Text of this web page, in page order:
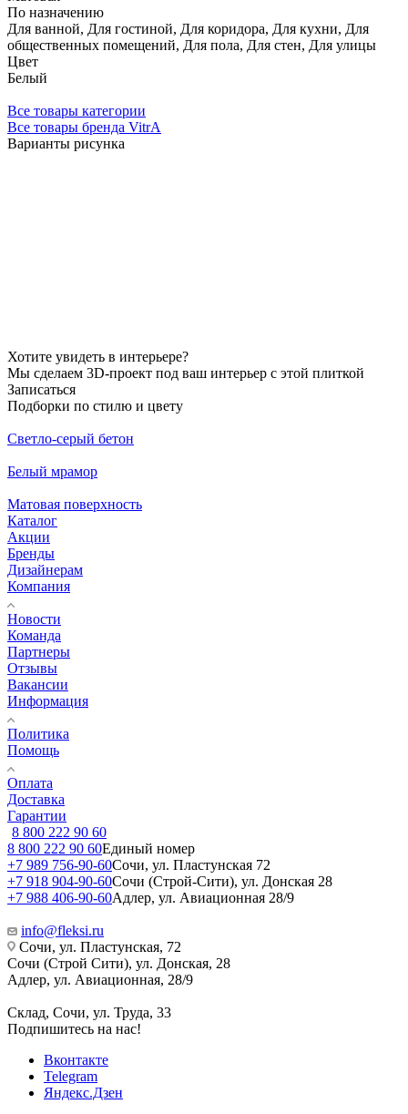
По назначению
Для ванной, Для гостиной, Для коридора, Для кухни, Для
общественных помещений, Для пола, Для стен, Для улицы
Цвет
Белый
Все товары категории
Все товары бренда VitrA
Варианты рисунка
Хотите увидеть в интерьере?
Мы сделаем 3D-проект под ваш интерьер с этой плиткой
Записаться
Подборки по стилю и цвету
Светло-серый бетон
Белый мрамор
Матовая поверхность
Каталог
Акции
Бренды
Дизайнерам
Компания
Новости
Команда
Партнеры
Отзывы
Вакансии
Информация
Политика
Помощь
Оплата
Доставка
Гарантии
8 800 222 90 60
8 800 222 90 60Единый номер
+7 989 756-90-60Сочи, ул. Пластунская 72
+7 918 904-90-60Сочи (Строй-Сити), ул. Донская 28
+7 988 406-90-60Адлер, ул. Авиационная 28/9
info@fleksi.ru
Сочи, ул. Пластунская, 72
Сочи (Строй Сити), ул. Донская, 28
Адлер, ул. Авиационная, 28/9
Склад, Сочи, ул. Труда, 33
Подпишитесь на нас!
Вконтакте
Telegram
Яндекс.Дзен